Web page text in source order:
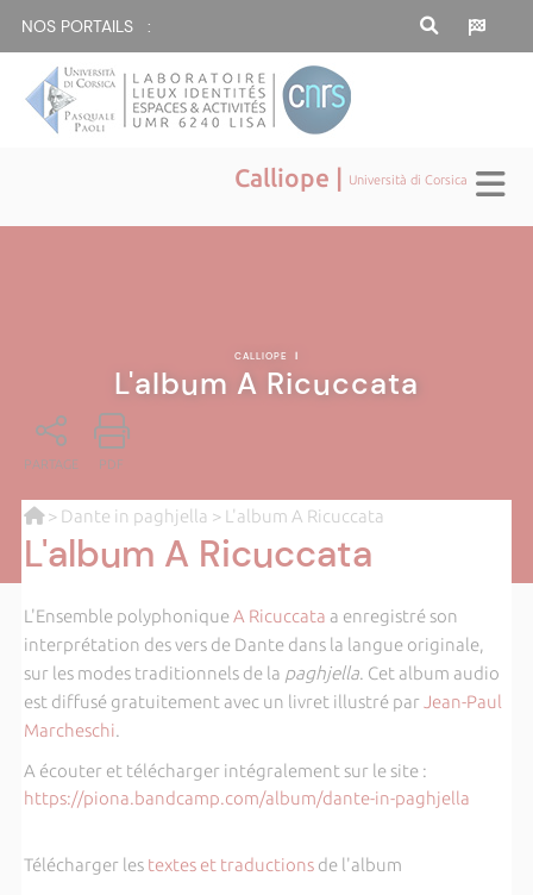
NOS PORTAILS :
Calliope | Università di Corsica
CALLIOPE |
L'album A Ricuccata
PARTAGE PDF
> Dante in paghjella > L'album A Ricuccata
L'album A Ricuccata
L'Ensemble polyphoniqueA Ricuccata a enregistré son
interprétation des vers de Dante dans la langue originale,
sur les modes traditionnels de la paghjella. Cet album audio
est diffusé gratuitement avec un livret illustré par Jean-Paul
Marcheschi.
A écouter et télécharger intégralement sur le site :
https://piona.bandcamp.com/album/dante-in-paghjella
Télécharger les textes et traductionsde l'album